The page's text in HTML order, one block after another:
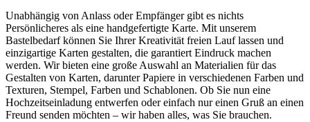
Unabhängig von Anlass oder Empfänger gibt es nichts
Persönlicheres als eine handgefertigte Karte. Mit unserem
Bastelbedarf können Sie Ihrer Kreativität freien Lauf lassen und
einzigartige Karten gestalten, die garantiert Eindruck machen
werden. Wir bieten eine große Auswahl an Materialien für das
Gestalten von Karten, darunter Papiere in verschiedenen Farben und
Texturen, Stempel, Farben und Schablonen. Ob Sie nun eine
Hochzeitseinladung entwerfen oder einfach nur einen Gruß an einen
Freund senden möchten – wir haben alles, was Sie brauchen.